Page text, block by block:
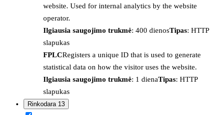
website. Used for internal analytics by the website
operator.
Ilgiausia saugojimo trukmė: 400 dienosTipas: HTTP
slapukas
FPLCRegisters a unique ID that is used to generate
statistical data on how the visitor uses the website.
Ilgiausia saugojimo trukmė: 1 dienaTipas: HTTP
slapukas
Rinkodara 13